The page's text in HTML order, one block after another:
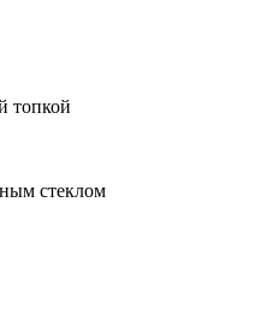
топкой
стеклом